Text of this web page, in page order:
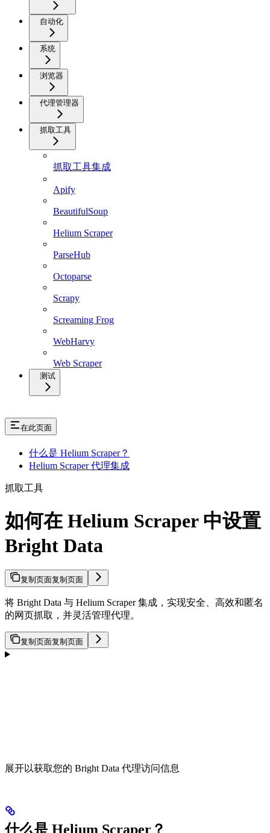
自动化
系统
浏览器
代理管理器
抓取工具
抓取工具集成
Apify
BeautifulSoup
Helium Scraper
ParseHub
Octoparse
Scrapy
Screaming Frog
WebHarvy
Web Scraper
测试
在此页面
什么是 Helium Scraper？
Helium Scraper 代理集成
抓取工具
如何在 Helium Scraper 中设置
Bright Data
复制页面复制页面
将 Bright Data 与 Helium Scraper 集成，实现安全、高效和匿名
的网页抓取，并灵活管理代理。
复制页面复制页面
展开以获取您的 Bright Data 代理访问信息
什么是 Helium Scraper？